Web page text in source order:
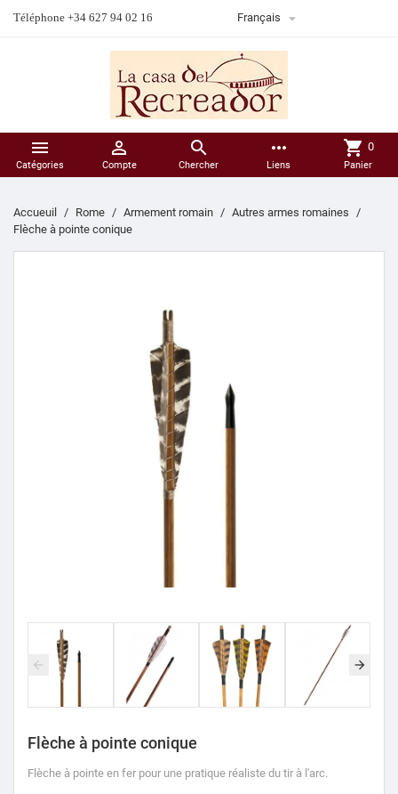
Téléphone +34 627 94 02 16 Français 

Catégories

Compte

Chercher
more_horiz
Liens
shopping_cart 0
Panier
Accueuil Rome Armement romain
Autres armes romaines
Flèche à pointe conique
Flèche à pointe conique
Flèche à pointe en fer pour une pratique réaliste du tir à l'arc.